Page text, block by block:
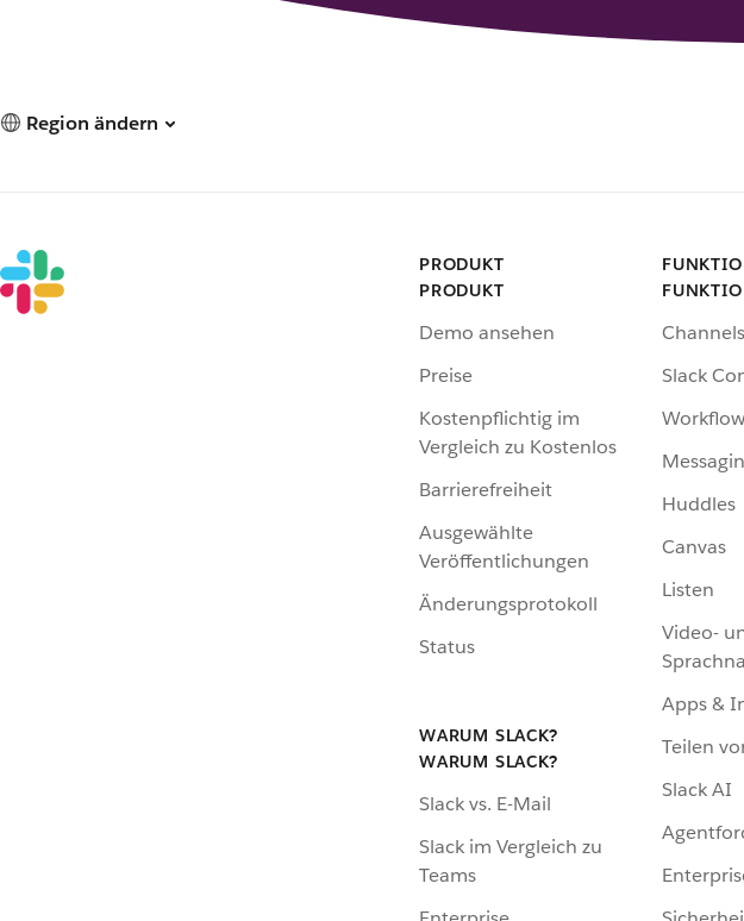
Region ändern
PRODUKT
PRODUKT
Demo ansehen
Preise
Kostenpflichtig im
Vergleich zu Kostenlos
Barrierefreiheit
Ausgewählte
Veröffentlichungen
Änderungsprotokoll
Status
WARUM SLACK?
WARUM SLACK?
Slack vs. E-Mail
Slack im Vergleich zu
Teams
Channels
Slack
Huddles
Canvas
Listen
Video-
Apps &
Teilen
Slack AI